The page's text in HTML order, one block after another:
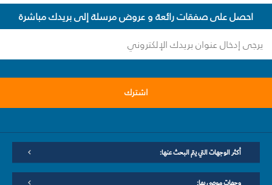
احصل على صفقات رائعة و عروض مرسلة إلى بريدك مباشرة
اشترك
أكثر الوجهات التي يتم البحث عنها:
وجهات موصى بها: